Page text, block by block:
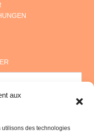
aux
utilisons des technologies